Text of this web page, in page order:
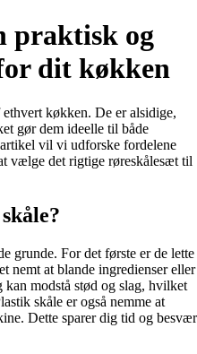
praktisk og
dit køkken
køkken. De er alsidige,
gør dem ideelle til både
vil vi udforske fordelene
vælge det rigtige røreskålesæt til
grunde. For det første er de lette
nemt at blande ingredienser eller
kan modstå stød og slag, hvilket
skåle er også nemme at
Dette sparer dig tid og besvær